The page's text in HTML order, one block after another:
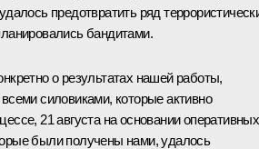
предотвратить ряд
бандитами.
о результатах нашей работы,
силовиками, которые активно
21 августа на основании оперативных
были получены нами, удалось